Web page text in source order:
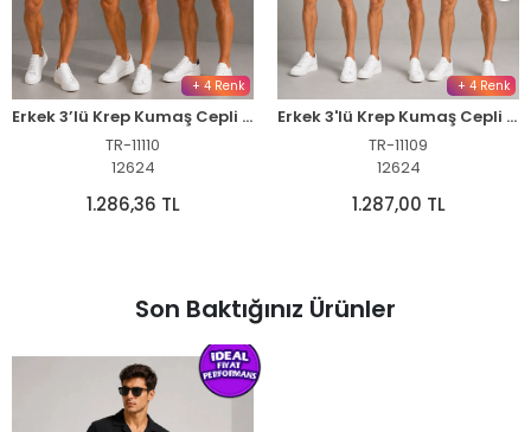
+ 4 Renk
Erkek 3’lü Krep Kumaş Cepli Gömlek Şort Takım Kısa Kollu Bağcıklı - Siyah , Beyaz , Bej
TR-11110
12624
1.286,36 TL
+ 4 Renk
Erkek 3'lü Krep Kumaş Cepli Gömlek Şort Takım - Siyah Lacivert Kahverengi
TR-11109
12624
1.287,00 TL
Son Baktığınız Ürünler